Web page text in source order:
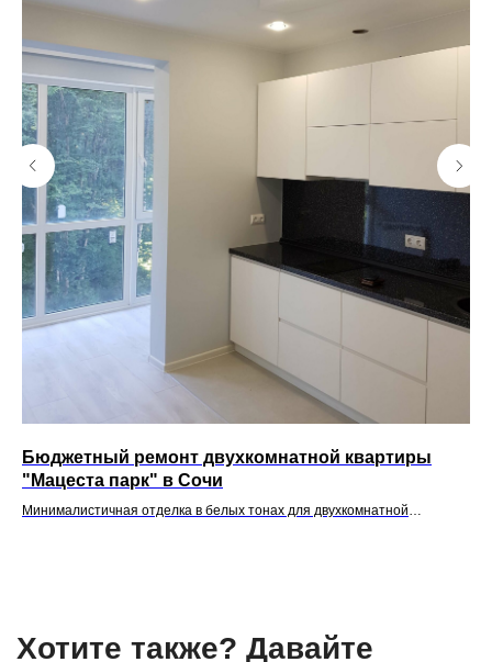
Бюджетный ремонт двухкомнатной квартиры
"Мацеста парк" в Сочи
Минималистичная отделка в белых тонах для двухкомнатной
Оставьте свои контактные данные, и мы перезвоним
вам в течение нескольких часов для обсуждения
вашего проекта